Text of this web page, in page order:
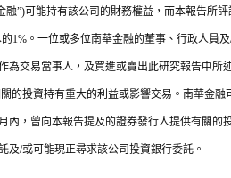
”)可能持有該公司的財務權益，而本報告所
1%。一位或多位南華金融的董事、行政人員
為交易當事人，及買進或賣出此研究報告中
的投資持有重大的利益或影響交易。南華金
內，曾向本報告提及的證券發行人提供有關
及/或可能現正尋求該公司投資銀行委託。